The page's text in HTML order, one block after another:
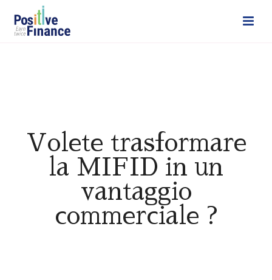
Volete trasformare
la MIFID in un
vantaggio
commerciale ?